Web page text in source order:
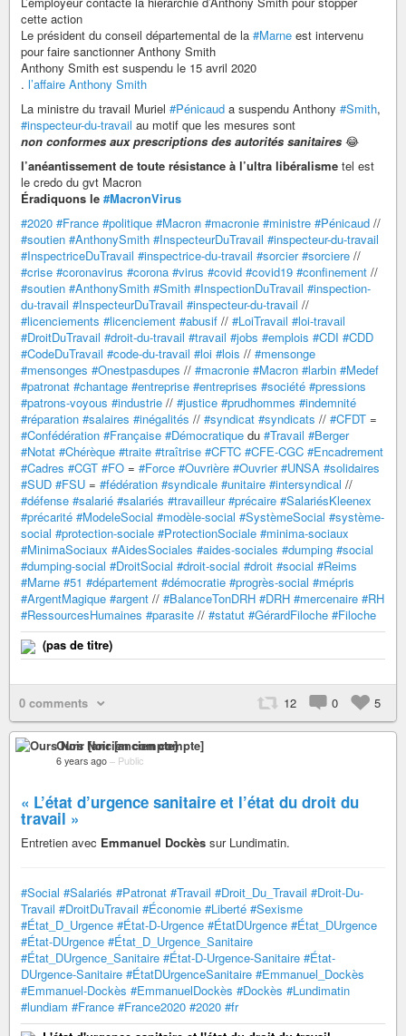
cette action
Le président du conseil départemental de la #Marne est intervenu
pour faire sanctionner Anthony Smith
Anthony Smith est suspendu le 15 avril 2020
. l’affaire Anthony Smith
La ministre du travail Muriel #Pénicaud a suspendu Anthony #Smith,
#inspecteur-du-travail au motif que les mesures sont
non conformes aux prescriptions des autorités sanitaires 😂
l’anéantissement de toute résistance à l’ultra libéralisme tel est
le credo du gvt Macron
Éradiquons le #MacronVirus
#2020 #France #politique #Macron #macronie #ministre #Pénicaud //
#soutien #AnthonySmith #InspecteurDuTravail #inspecteur-du-travail
#InspectriceDuTravail #inspectrice-du-travail #sorcier #sorciere //
#crise #coronavirus #corona #virus #covid #covid19 #confinement //
#soutien #AnthonySmith #Smith #InspectionDuTravail #inspection-
du-travail #InspecteurDuTravail #inspecteur-du-travail //
#licenciements #licenciement #abusif // #LoiTravail #loi-travail
#DroitDuTravail #droit-du-travail #travail #jobs #emplois #CDI #CDD
#CodeDuTravail #code-du-travail #loi #lois // #mensonge
#mensonges #Onestpasdupes // #macronie #Macron #larbin #Medef
#patronat #chantage #entreprise #entreprises #société #pressions
#patrons-voyous #industrie // #justice #prudhommes #indemnité
#réparation #salaires #inégalités // #syndicat #syndicats // #CFDT =
#Confédération #Française #Démocratique du #Travail #Berger
#Notat #Chérèque #traite #traîtrise #CFTC #CFE-CGC #Encadrement
#Cadres #CGT #FO = #Force #Ouvrière #Ouvrier #UNSA #solidaires
#SUD #FSU = #fédération #syndicale #unitaire #intersyndical //
#défense #salarié #salariés #travailleur #précaire #SalariésKleenex
#précarité #ModeleSocial #modèle-social #SystèmeSocial #système-
social #protection-sociale #ProtectionSociale #minima-sociaux
#MinimaSociaux #AidesSociales #aides-sociales #dumping #social
#dumping-social #DroitSocial #droit-social #droit #social #Reims
#Marne #51 #département #démocratie #progrès-social #mépris
#ArgentMagique #argent // #BalanceTonDRH #DRH #mercenaire #RH
#RessourcesHumaines #parasite // #statut #GérardFiloche #Filoche
(pas de titre)
0 comments 12 0 5
Ours Noir [ancien compte]
6 years ago – Public
« L’état d’urgence sanitaire et l’état du droit du
travail »
Entretien avec Emmanuel Dockès sur Lundimatin.
#Social #Salariés #Patronat #Travail #Droit_Du_Travail #Droit-Du-
Travail #DroitDuTravail #Économie #Liberté #Sexisme
#État_D_Urgence #État-D-Urgence #ÉtatDUrgence #État_DUrgence
#État-DUrgence #État_D_Urgence_Sanitaire
#État_DUrgence_Sanitaire #État-D-Urgence-Sanitaire #État-
DUrgence-Sanitaire #ÉtatDUrgenceSanitaire #Emmanuel_Dockès
#Emmanuel-Dockès #EmmanuelDockès #Dockès #Lundimatin
#lundiam #France #France2020 #2020 #fr